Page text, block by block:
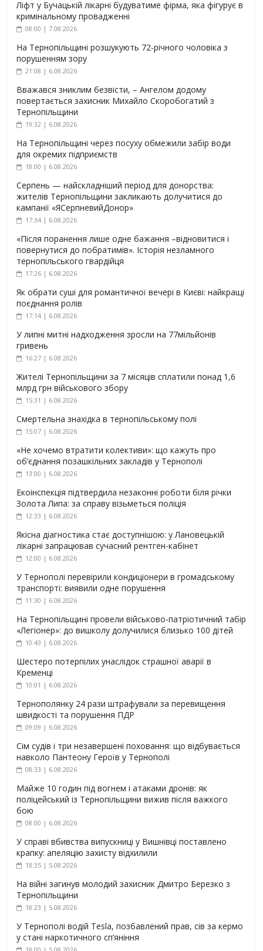
Ліфт у Бучацькій лікарні будуватиме фірма, яка фігурує в
кримінальному провадженні
08:00 | 7.08.2026
На Тернопільщині розшукують 72-річного чоловіка з
порушенням зору
21:08 | 6.08.2026
Вважався зниклим безвісти, – Ангелом додому
повертається захисник Михайло Скоробогатий з
Тернопільщини
19:32 | 6.08.2026
На Тернопільщині через посуху обмежили забір води
для окремих підприємств
18:00 | 6.08.2026
Серпень — найскладніший період для донорства:
жителів Тернопільщини закликають долучитися до
кампанії «ЯСерпневийДонор»
17:34 | 6.08.2026
«Після поранення лише одне бажання –відновитися і
повернутися до побратимів». Історія незламного
тернопільського гвардійця
17:26 | 6.08.2026
Як обрати суші для романтичної вечері в Києві: найкращі
поєднання ролів
17:14 | 6.08.2026
У липні митні надходження зросли на 77мільйонів
гривень
16:27 | 6.08.2026
Жителі Тернопільщини за 7 місяців сплатили понад 1,6
млрд грн військового збору
15:31 | 6.08.2026
Смертельна знахідка в тернопільському полі
15:07 | 6.08.2026
«Не хочемо втратити колективи»: що кажуть про
об’єднання позашкільних закладів у Тернополі
13:00 | 6.08.2026
Екоінспекція підтвердила незаконні роботи біля річки
Золота Липа: за справу візьметься поліція
12:33 | 6.08.2026
Якісна діагностика стає доступнішою: у Лановецькій
лікарні запрацював сучасний рентген-кабінет
12:00 | 6.08.2026
У Тернополі перевірили кондиціонери в громадському
транспорті: виявили одне порушення
11:30 | 6.08.2026
На Тернопільщині провели військово-патріотичний табір
«Легіонер»: до вишколу долучилися близько 100 дітей
10:43 | 6.08.2026
Шестеро потерпілих унаслідок страшної аварії в
Кременці
10:01 | 6.08.2026
Тернополянку 24 рази штрафували за перевищення
швидкості та порушення ПДР
09:09 | 6.08.2026
Сім судів і три незавершені поховання: що відбувається
навколо Пантеону Героїв у Тернополі
08:33 | 6.08.2026
Майже 10 годин під вогнем і атаками дронів: як
поліцейський із Тернопільщини вижив після важкого
бою
08:00 | 6.08.2026
У справі вбивства випускниці у Вишнівці поставлено
крапку: апеляцію захисту відхилили
18:35 | 5.08.2026
На війні загинув молодий захисник Дмитро Березко з
Тернопільщини
18:23 | 5.08.2026
У Тернополі водій Tesla, позбавлений прав, сів за кермо
у стані наркотичного сп’яніння